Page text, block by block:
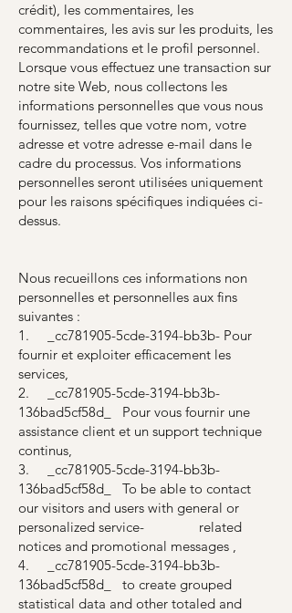
crédit), les commentaires, les
commentaires, les avis sur les produits, les
recommandations et le profil personnel.
Lorsque vous effectuez une transaction sur
notre site Web, nous collectons les
informations personnelles que vous nous
fournissez, telles que votre nom, votre
adresse et votre adresse e-mail dans le
cadre du processus. Vos informations
personnelles seront utilisées uniquement
pour les raisons spécifiques indiquées ci-
dessus.
Nous recueillons ces informations non
personnelles et personnelles aux fins
suivantes :
1. _cc781905-5cde-3194-bb3b- Pour
fournir et exploiter efficacement les
services,
2. _cc781905-5cde-3194-bb3b-
136bad5cf58d_ Pour vous fournir une
assistance client et un support technique
continus,
3. _cc781905-5cde-3194-bb3b-
136bad5cf58d_ To be able to contact
our visitors and users with general or
personalized service- related
notices and promotional messages ,
4. _cc781905-5cde-3194-bb3b-
136bad5cf58d_ to create grouped
statistical data and other totaled and